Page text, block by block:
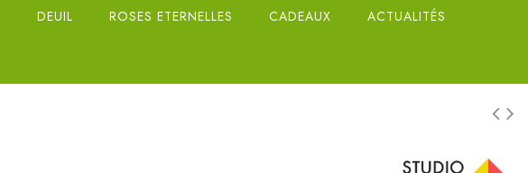
DEUIL ROSES ETERNELLES CADEAUX ACTUALITÉS